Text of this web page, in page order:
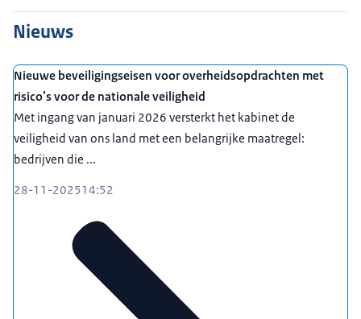
Nieuws
Nieuwe beveiligingseisen voor overheidsopdrachten met
risico’s voor de nationale veiligheid
Met ingang van januari 2026 versterkt het kabinet de
veiligheid van ons land met een belangrijke maatregel:
bedrijven die ...
28-11-202514:52